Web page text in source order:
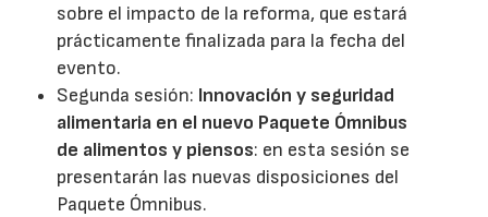
sobre el impacto de la reforma, que estará
prácticamente finalizada para la fecha del
evento.
Segunda sesión: Innovación y seguridad
alimentaria en el nuevo Paquete Ómnibus
de alimentos y piensos: en esta sesión se
presentarán las nuevas disposiciones del
Paquete Ómnibus.